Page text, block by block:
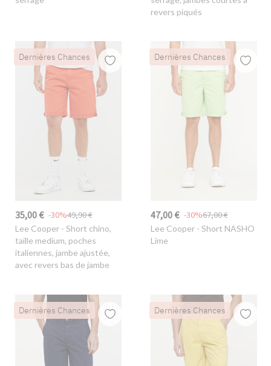
revers piqués
Dernières Chances
35,00 € 49,90 €
-30%
Lee Cooper- Short chino,
taille medium, poches
italiennes, jambe ajustée,
avec revers bas de jambe
Dernières Chances
47,00 € 67,00 €
-30%
Lee Cooper- Short NASHO
Lime
Dernières Chances Dernières Chances